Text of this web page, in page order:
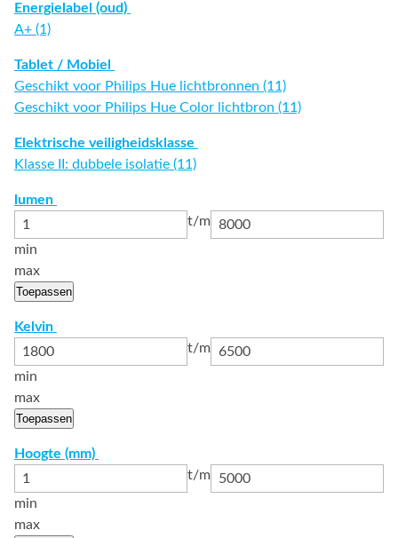
Energielabel (oud)
A+ (1)
Tablet / Mobiel
Geschikt voor Philips Hue lichtbronnen (11)
Geschikt voor Philips Hue Color lichtbron (11)
Elektrische veiligheidsklasse
Klasse II: dubbele isolatie (11)
lumen
t/m
min
max
Toepassen
Kelvin
t/m
min
max
Toepassen
Hoogte (mm)
t/m
min
max